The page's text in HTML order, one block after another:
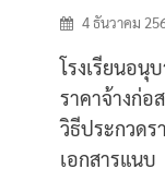
4 ธันวาคม
โรงเรียนอนุ
ราคาจ้างก่อ
วิธีประกวดร
เอกสารแนบ